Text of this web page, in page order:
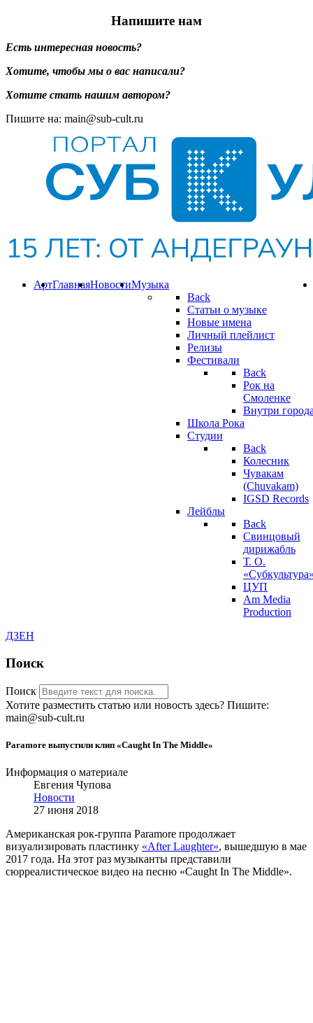
Напишите нам
Есть интересная новость?
Хотите, чтобы мы о вас написали?
Хотите стать нашим автором?
Пишите на: main@sub-cult.ru
Музыка
Back
Статьи о музыке
Новые имена
Личный плейлист
Релизы
Фестивали
Back
Рок на
Смоленке
Внутри
Школа Рока
Студии
Back
Колесник
Чувакам
(Chuvakam)
IGSD Records
Лейблы
Back
Свинцовый
дирижабль
Т. О.
ЦУП
Am Media
Production
Новости
Главная
Арт
ДЗЕН
Поиск
Поиск
Хотите разместить статью или новость здесь? Пишите:
main@sub-cult.ru
Paramore выпустили клип «Caught In The Middle»
Информация о материале
Евгения Чупова
Новости
27 июня 2018
Американская рок-группа Paramore продолжает
визуализировать пластинку «After Laughter», вышедшую в мае
2017 года. На этот раз музыканты представили
сюрреалистическое видео на песню «Caught In The Middle».